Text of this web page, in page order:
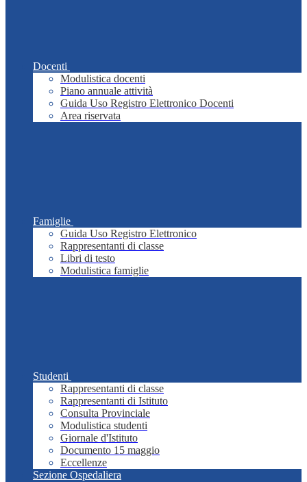
Docenti
Modulistica docenti
Piano annuale attività
Guida Uso Registro Elettronico Docenti
Area riservata
Famiglie
Guida Uso Registro Elettronico
Rappresentanti di classe
Libri di testo
Modulistica famiglie
Studenti
Rappresentanti di classe
Rappresentanti di Istituto
Consulta Provinciale
Modulistica studenti
Giornale d'Istituto
Documento 15 maggio
Eccellenze
Sezione Ospedaliera